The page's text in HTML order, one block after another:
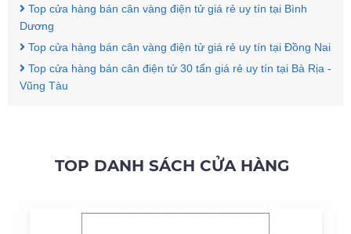
Top cửa hàng bán cân vàng điện tử giá rẻ uy tín tại Bình
Dương
Top cửa hàng bán cân vàng điện tử giá rẻ uy tín tại Đồng Nai
Top cửa hàng bán cân điện tử 30 tấn giá rẻ uy tín tại Bà Rịa -
Vũng Tàu
TOP DANH SÁCH CỬA HÀNG